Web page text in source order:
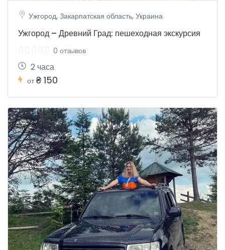
Ужгород, Закарпатская область, Украина
Ужгород – Древний Град: пешеходная экскурсия
0 отзывов
2 часа
от₴ 150